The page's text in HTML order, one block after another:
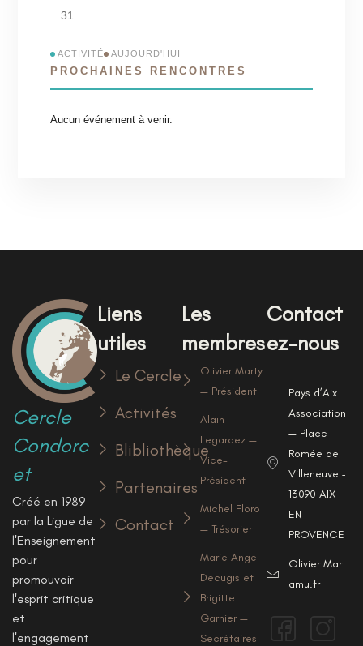
31
ACTIVITÉ AUJOURD'HUI
PROCHAINES RENCONTRES
Aucun événement à venir.
Cercle
Condorc
et
Créé en 1989
par la Ligue de
l'Enseignement
pour
promouvoir
l'esprit critique
et
l'engagement
Liens
utiles
Le Cercle
Activités
Blibliothèque
Partenaires
Contact
Les
membres
Olivier Marty
— Président
Alain
Legardez —
Vice-
Président
Michel Floro
— Trésorier
Marie Ange
Decugis et
Brigitte
Garnier —
Secrétaires
Contact
ez-nous
Pays d’Aix
Associations
— Place
Romée de
Villeneuve —
13090 AIX
EN
PROVENCE
amu.fr